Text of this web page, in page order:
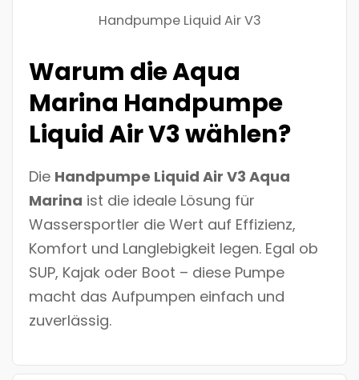
Handpumpe Liquid Air V3
Warum die Aqua
Marina Handpumpe
Liquid Air V3 wählen?
Die Handpumpe Liquid Air V3 Aqua
Marina ist die ideale Lösung für
Wassersportler die Wert auf Effizienz,
Komfort und Langlebigkeit legen. Egal ob
SUP, Kajak oder Boot – diese Pumpe
macht das Aufpumpen einfach und
zuverlässig.